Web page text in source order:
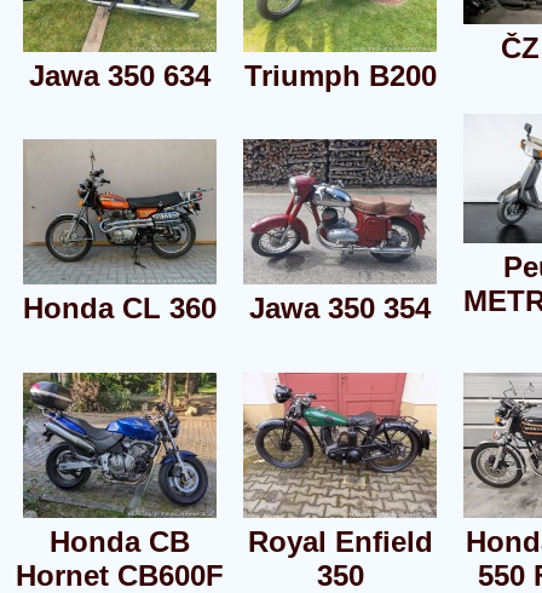
Jawa 350 634 Triumph B200
Honda CL 360 Jawa 350 354
Honda CB
Hornet CB600F
Royal Enfield
350
550